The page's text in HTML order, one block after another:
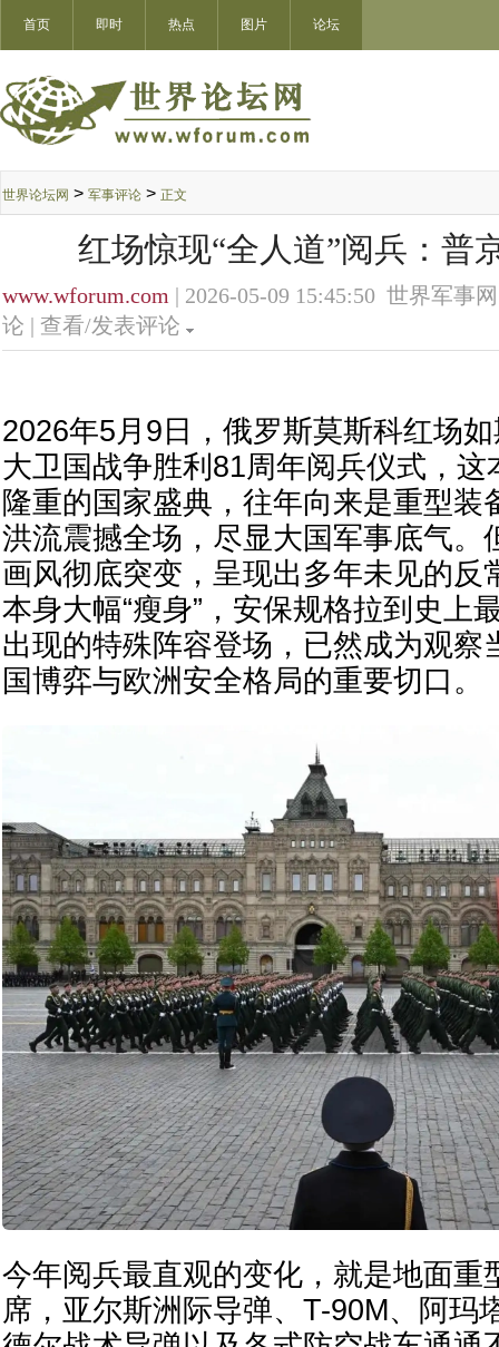
首页 即时 热点 图片 论坛
世界论坛网 > 军事评论 > 正文
红场惊现“全人道”阅兵：普
www.wforum.com | 2026-05-09 15:45:50 世界军事
论 | 查看/发表评论
2026年5月9日，俄罗斯莫斯科红场
大卫国战争胜利81周年阅兵仪式，这
隆重的国家盛典，往年向来是重型装
洪流震撼全场，尽显大国军事底气。
画风彻底突变，呈现出多年未见的反
本身大幅“瘦身”，安保规格拉到史上
出现的特殊阵容登场，已然成为观察
国博弈与欧洲安全格局的重要切口。
今年阅兵最直观的变化，就是地面重
席，亚尔斯洲际导弹、T-90M、阿玛